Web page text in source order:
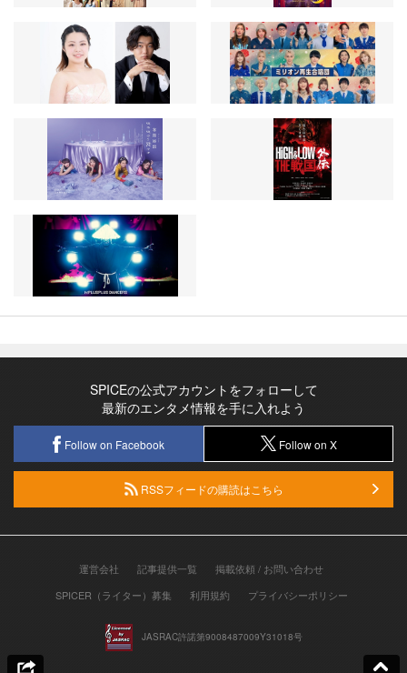
SPICEの公式アカウントをフォローして
最新のエンタメ情報を手に入れよう
Follow on Facebook Follow on X
RSSフィードの購読はこちら
運営会社 記事提供一覧
掲載依頼 / お問い合わせ
SPICER（ライター）募集
利用規約 プライバシーポリシー
JASRAC許諾第9008487009Y31018号